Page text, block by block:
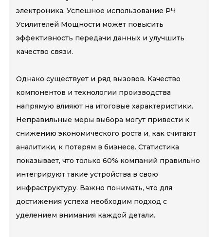
электроника. Успешное использование РЧ
Усилителей Мощности может повысить
эффективность передачи данных и улучшить
качество связи.
Однако существует и ряд вызовов. Качество
компонентов и технологии производства
напрямую влияют на итоговые характеристики.
Неправильные меры выбора могут привести к
снижению экономического роста и, как считают
аналитики, к потерям в бизнесе. Статистика
показывает, что только 60% компаний правильно
интегрируют такие устройства в свою
инфраструктуру. Важно понимать, что для
достижения успеха необходим подход с
уделением внимания каждой детали.